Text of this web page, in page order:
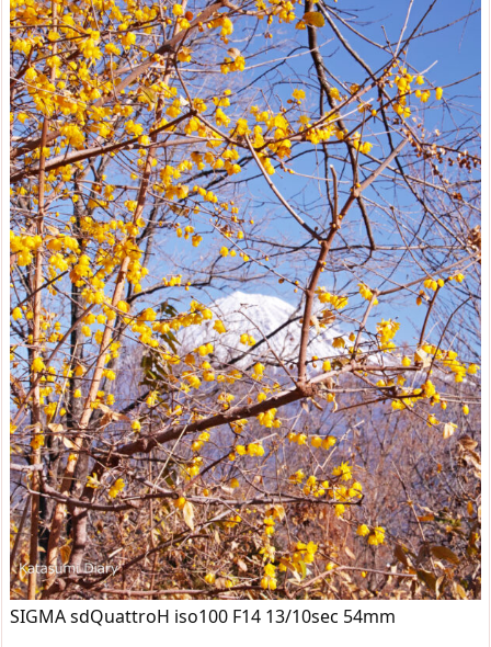
SIGMA sdQuattroH iso100 F14 13/10sec 54mm